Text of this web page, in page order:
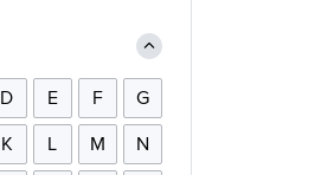
D E F
G
K L M
N